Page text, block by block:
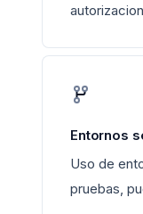
Entornos
Uso de
pruebas,